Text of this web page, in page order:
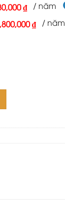
₫ / năm
₫ / năm